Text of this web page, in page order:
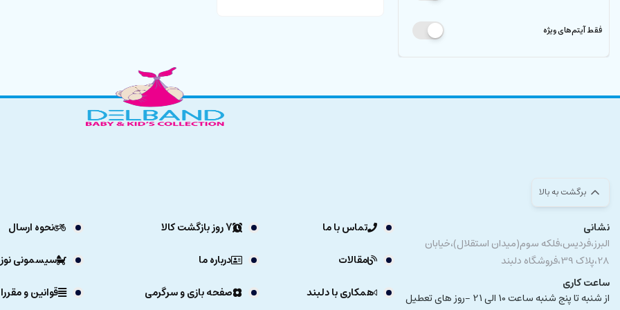
فقط آیتم‌های ویژه
برگشت به بالا
نشانی
البرز،فردیس،فلکه سوم(میدان استقلال)،خیابان
28،پلاک 39،فروشگاه دلبند
ساعت کاری
از شنبه تا پنج شنبه ساعت 10 الی 21 -روز های تعطیل
تماس با ما 7 روز بازگشت کالا
نحوه ارسال
مقالات
درباره ما
سیسمونی
همکاری با دلبند
صفحه بازی و سرگرمی قوانین و